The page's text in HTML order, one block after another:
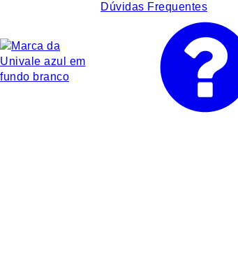
Dúvidas Frequentes